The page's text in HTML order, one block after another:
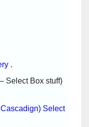
.
Select Box stuff)
Select